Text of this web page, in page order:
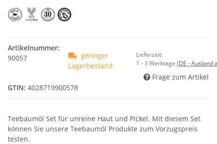
Artikelnummer:
90057
geringer
Lagerbestand
Lieferzeit:
1 - 3 Werktage (DE - Ausland
Frage zum Artikel
GTIN: 4028719900578
Teebaumöl Set für unreine Haut und Pickel. Mit diesem Set
können Sie unsere Teebaumöl Produkte zum Vorzugspreis
testen.